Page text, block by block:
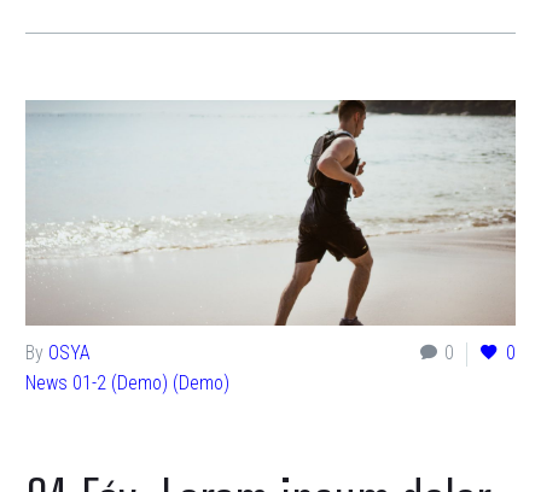
0 0
By OSYA
News 01-2 (Demo) (Demo)